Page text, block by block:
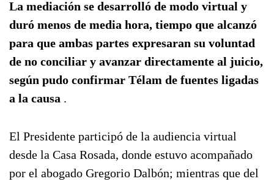
La mediación se desarrolló de modo virtual y
duró menos de media hora, tiempo que alcanzó
para que ambas partes expresaran su voluntad
de no conciliar y avanzar directamente al juicio,
según pudo confirmar Télam de fuentes ligadas
a la causa .
El Presidente participó de la audiencia virtual
desde la Casa Rosada, donde estuvo acompañado
por el abogado Gregorio Dalbón; mientras que del